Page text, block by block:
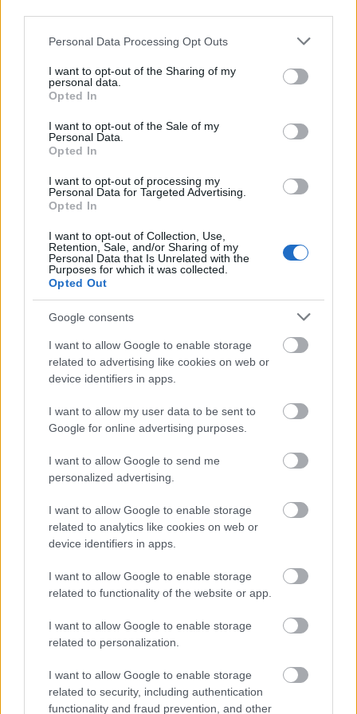
Please note that this website/app uses one or more Google
not limited to your visit or usage behaviour. You may click to
grant or deny consent to Google and its third-party tags to
use your data for below specified purposes in below Google
consent section.
Personal Data Processing Opt Outs
I want to opt-out of the Sharing of my
personal data.
Opted In
I want to opt-out of the Sale of my
Personal Data.
Opted In
I want to opt-out of processing my
Personal Data for Targeted Advertising.
Opted In
I want to opt-out of Collection, Use,
Retention, Sale, and/or Sharing of my
Personal Data that Is Unrelated with the
Purposes for which it was collected.
Opted Out
Google consents
I want to allow Google to enable storage
related to advertising like cookies on web or
device identifiers in apps.
I want to allow my user data to be sent to
Google for online advertising purposes.
I want to allow Google to send me
personalized advertising.
I want to allow Google to enable storage
related to analytics like cookies on web or
device identifiers in apps.
I want to allow Google to enable storage
related to functionality of the website or app.
I want to allow Google to enable storage
related to personalization.
I want to allow Google to enable storage
related to security, including authentication
functionality and fraud prevention, and other
Indulhat a Honvéd tér megújításának tervezése, ahol a
klímatudatos gondolkodás és a helyi identitás erősítése kerül a
középpontba.
Történelmi táj, amelynek minden köve
mesél – megújul a tatai Angolkert
Új gyalogosátkelők és jelzőlámpás
csomópont épül Angyalföldön
Másfélszeresére bővítik
Hódmezővásárhely jó hírű református
iskoláját
HÍRLEVÉL
adatvédelmi
szabályzatot!